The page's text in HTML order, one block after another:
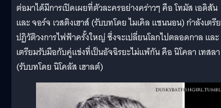
ต่อมาได้มีการเปิดเผยที่ตัวละครอย่างคร่าวๆ คือ โทมัส เอดิสัน
และ จอร์จ เวสติงเฮาส์ (รับบทโดย ไมเคิล แชนนอน) กำลังเตรี
ปฏิวัติวงการไฟฟ้าครั้งใหญ่ ซึ่งจะเปลี่ยนโลกไปตลอดกาล และ
เตรียมรับมือกับคู่แข่งที่เป็นอัจฉิรยะไม่แพ้กัน คือ นิโคลา เทสลา
(รับบทโดย นิโคลัส เฮาลต์)